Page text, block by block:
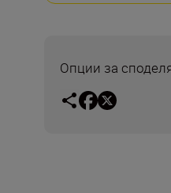
Опции за